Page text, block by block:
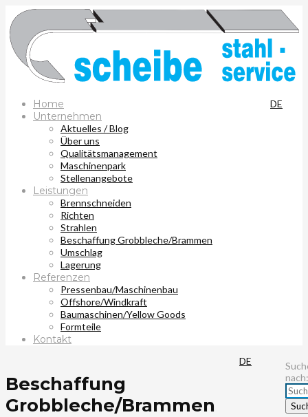
DE
Home
Unternehmen
Aktuelles / Blog
Über uns
Qualitätsmanagement
Maschinenpark
Stellenangebote
Leistungen
Brennschneiden
Richten
Strahlen
Beschaffung Grobbleche/Brammen
Umschlag
Lagerung
Referenzen
Pressenbau/Maschinenbau
Offshore/Windkraft
Baumaschinen/Yellow Goods
Formteile
Kontakt
nach:
DE
Beschaffung
Grobbleche/Brammen